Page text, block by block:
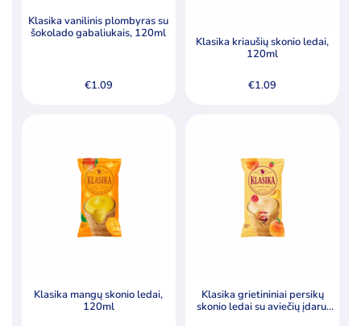
Klasika vanilinis plombyras su
šokolado gabaliukais, 120ml
€1.09
Klasika kriaušių skonio ledai,
120ml
€1.09
Klasika mangų skonio ledai,
120ml
Klasika grietininiai persikų
skonio ledai su aviečių įdaru,